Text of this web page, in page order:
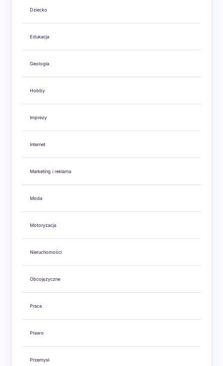
Dziecko
Edukacja
Geologia
Hobby
Imprezy
Internet
Marketing i reklama
Moda
Motoryzacja
Nieruchomości
Obcojęzyczne
Praca
Prawo
Przemysł